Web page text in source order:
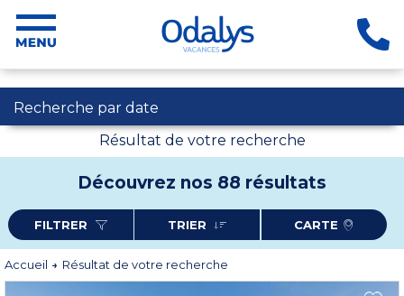
Recherche par date
Résultat de votre recherche
Découvrez nos 88 résultats
FILTRER TRIER CARTE
Accueil Résultat de votre recherche